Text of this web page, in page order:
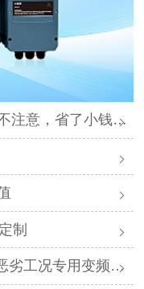
小钱却可能毁了设备
制
专用变频解决方案